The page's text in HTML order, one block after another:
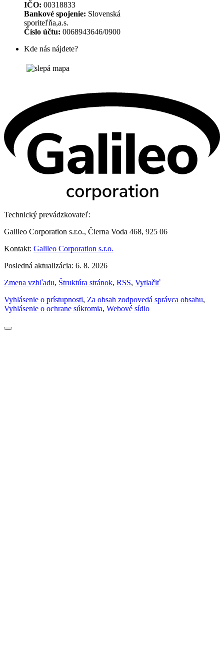
IČO: 00318833
Bankové spojenie: Slovenská
sporiteľňa,a.s.
Číslo účtu: 0068943646/0900
Kde nás nájdete?
Technický prevádzkovateľ:
Galileo Corporation s.r.o., Čierna Voda 468, 925 06
Kontakt: Galileo Corporation s.r.o.
Posledná aktualizácia: 6. 8. 2026
Zmena vzhľadu, Štruktúra stránok, RSS, Vytlačiť
Vyhlásenie o prístupnosti, Za obsah zodpovedá správca obsahu,
Vyhlásenie o ochrane súkromia, Webové sídlo